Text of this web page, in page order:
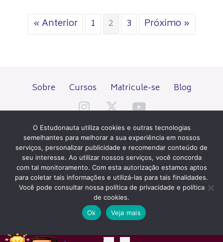
« Anterior 1 2 3 Próximo »
Sobre Cursos Matricule-se Blog
Todos os direitos reservados desde 2000.
PATROCÍNIO E HOSPEDAGEM
QUER UM SITE IGUAL A ESTE?ACESSE HOSTNET
O Estudonauta utiliza cookies e outras tecnologias
semelhantes para melhorar a sua experiência em nossos
serviços, personalizar publicidade e recomendar conteúdo de
seu interesse. Ao utilizar nossos serviços, você concorda
com tal monitoramento. Com esta autorização estamos aptos
para coletar tais informações e utilizá-las para tais finalidades.
Você pode consultar nossa política de privacidade e política
de cookies.
Ok
Veja mais